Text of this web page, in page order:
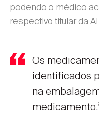
podendo o médico
respectivo titular da
Os
identificados
na
medicamento.